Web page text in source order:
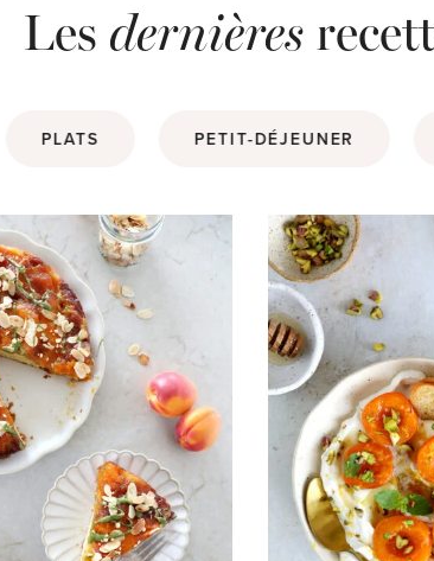
Les dernières
PLATS PETIT-DÉJEUNER